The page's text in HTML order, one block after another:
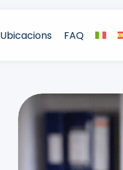
Ubicacions FAQ